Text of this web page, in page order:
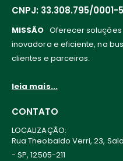
CNPJ: 33.308.795/0001-
MISSÃO Oferecer
inovadora e eficiente, na
clientes e parceiros.
leia mais...
CONTATO
LOCALIZAÇÃO:
Rua Theobaldo Verri, 23,
- SP, 12505-211